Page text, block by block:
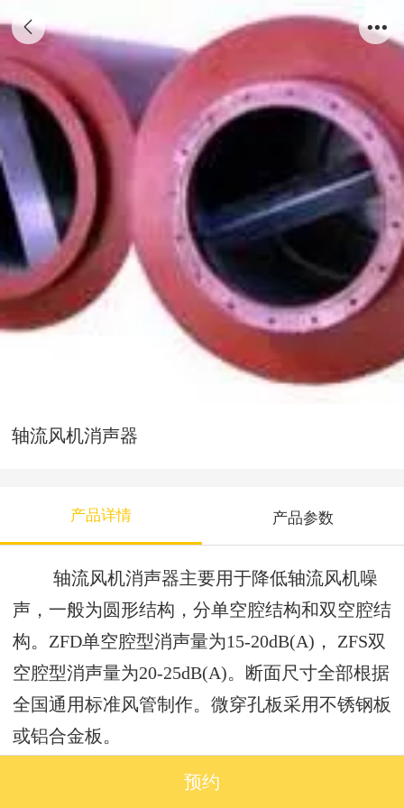
轴流风机消声器
产品详情 产品参数
轴流风机消声器主要用于降低轴流风机噪
声，一般为圆形结构，分单空腔结构和双空腔结
构。ZFD单空腔型消声量为15-20dB(A)， ZFS双
空腔型消声量为20-25dB(A)。断面尺寸全部根据
全国通用标准风管制作。微穿孔板采用不锈钢板
或铝合金板。
预约